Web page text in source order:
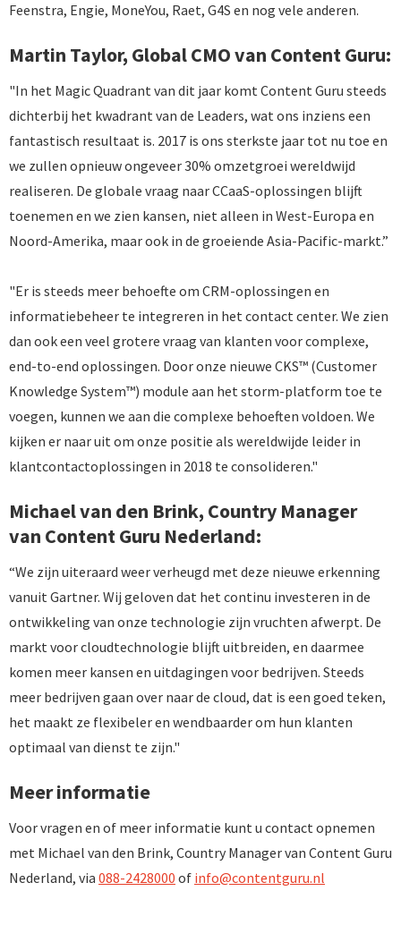
Feenstra, Engie, MoneYou, Raet, G4S en nog vele anderen.
Martin Taylor, Global CMO van Content Guru:
"In het Magic Quadrant van dit jaar komt Content Guru steeds
dichterbij het kwadrant van de Leaders, wat ons inziens een
fantastisch resultaat is. 2017 is ons sterkste jaar tot nu toe en
we zullen opnieuw ongeveer 30% omzetgroei wereldwijd
realiseren. De globale vraag naar CCaaS-oplossingen blijft
toenemen en we zien kansen, niet alleen in West-Europa en
Noord-Amerika, maar ook in de groeiende Asia-Pacific-markt.”
"Er is steeds meer behoefte om CRM-oplossingen en
informatiebeheer te integreren in het contact center. We zien
dan ook een veel grotere vraag van klanten voor complexe,
end-to-end oplossingen. Door onze nieuwe CKS™ (Customer
Knowledge System™) module aan het storm-platform toe te
voegen, kunnen we aan die complexe behoeften voldoen. We
kijken er naar uit om onze positie als wereldwijde leider in
klantcontactoplossingen in 2018 te consolideren."
Michael van den Brink, Country Manager
van Content Guru Nederland:
“We zijn uiteraard weer verheugd met deze nieuwe erkenning
vanuit Gartner. Wij geloven dat het continu investeren in de
ontwikkeling van onze technologie zijn vruchten afwerpt. De
markt voor cloudtechnologie blijft uitbreiden, en daarmee
komen meer kansen en uitdagingen voor bedrijven. Steeds
meer bedrijven gaan over naar de cloud, dat is een goed teken,
het maakt ze flexibeler en wendbaarder om hun klanten
optimaal van dienst te zijn."
Meer informatie
Voor vragen en of meer informatie kunt u contact opnemen
met Michael van den Brink, Country Manager van Content Guru
Nederland, via 088-2428000 of info@contentguru.nl